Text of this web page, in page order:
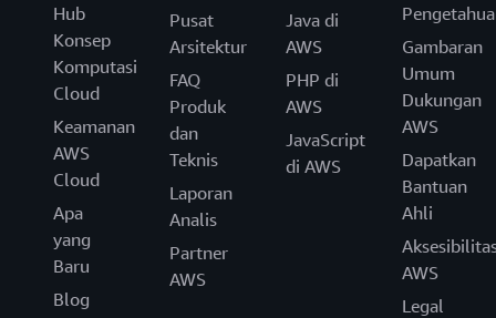
Hub
Konsep
Komputasi
Cloud
Keamanan
AWS
Cloud
Apa
yang
Baru
Blog
Pusat
Arsitektur
FAQ
Produk
dan
Teknis
Laporan
Analis
Partner
AWS
Java di
AWS
PHP di
AWS
JavaScript
di AWS
Gambaran
Umum
Dukungan
AWS
Dapatkan
Bantuan
Ahli
AWS
Legal